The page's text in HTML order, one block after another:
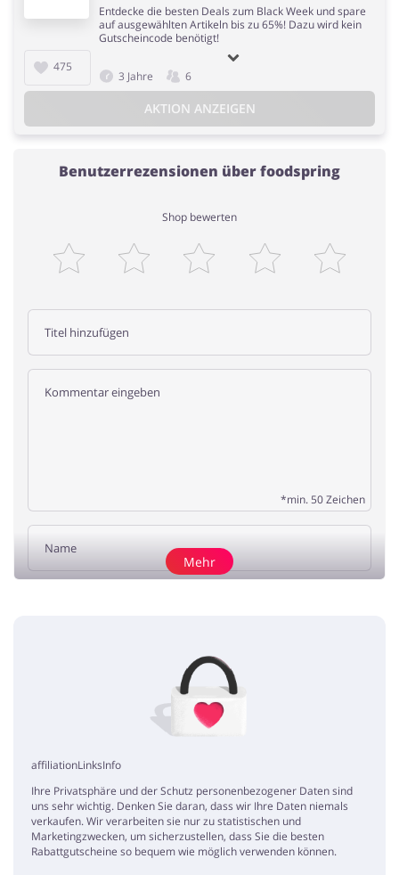
475
Entdecke die besten Deals zum Black Week und spare
auf ausgewählten Artikeln bis zu 65%! Dazu wird kein
Gutscheincode benötigt!
3 Jahre 6
AKTION ANZEIGEN
Benutzerrezensionen über foodspring
Shop bewerten
*min. 50 Zeichen
Gerade jetzt zum Frühling habe ich angefangen an meiner Form zu
arbeiten! Dazu wolte ich ein Paar Artikel bei foodspring kaufen. Bei
buykers habe ich heute tolle Gutscheine gefunden und bei meinem
Tolle Angebote
Erik 5 / 5 02.04.2020
Eine große Auswahl an Angeboten die Ich wahrscheinlich auf der
Shop-Website nicht gefunden hätte!
Mehr
affiliationLinksInfo
Ihre Privatsphäre und der Schutz personenbezogener Daten sind
uns sehr wichtig. Denken Sie daran, dass wir Ihre Daten niemals
verkaufen. Wir verarbeiten sie nur zu statistischen und
Marketingzwecken, um sicherzustellen, dass Sie die besten
Rabattgutscheine so bequem wie möglich verwenden können.